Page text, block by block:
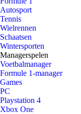
Autosport
Tennis
Wielrennen
Schaatsen
Wintersporten
Managerspelen
Voetbalmanager
Formule 1-manager
Games
PC
Playstation 4
Xbox One